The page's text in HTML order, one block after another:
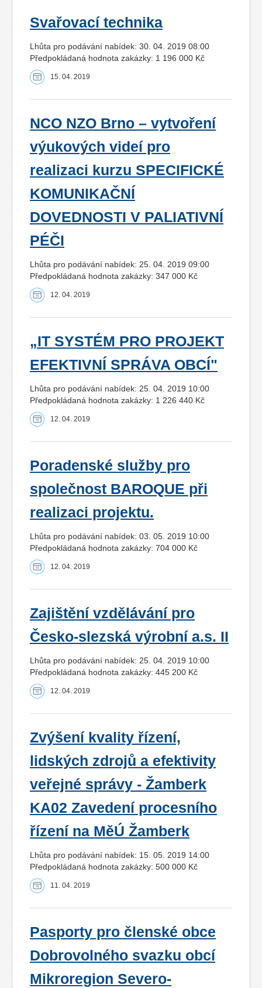
Svařovací technika
Lhůta pro podávání nabídek: 30. 04. 2019 08:00
Předpokládaná hodnota zakázky: 1 196 000 Kč
15. 04. 2019
NCO NZO Brno – vytvoření
výukových videí pro
realizaci kurzu SPECIFICKÉ
KOMUNIKAČNÍ
DOVEDNOSTI V PALIATIVNÍ
PÉČI
Lhůta pro podávání nabídek: 25. 04. 2019 09:00
Předpokládaná hodnota zakázky: 347 000 Kč
12. 04. 2019
„IT SYSTÉM PRO PROJEKT
EFEKTIVNÍ SPRÁVA OBCÍ"
Lhůta pro podávání nabídek: 25. 04. 2019 10:00
Předpokládaná hodnota zakázky: 1 226 440 Kč
12. 04. 2019
Poradenské služby pro
společnost BAROQUE při
realizaci projektu.
Lhůta pro podávání nabídek: 03. 05. 2019 10:00
Předpokládaná hodnota zakázky: 704 000 Kč
12. 04. 2019
Zajištění vzdělávání pro
Česko-slezská výrobní a.s. II
Lhůta pro podávání nabídek: 25. 04. 2019 10:00
Předpokládaná hodnota zakázky: 445 200 Kč
12. 04. 2019
Zvýšení kvality řízení,
lidských zdrojů a efektivity
veřejné správy - Žamberk
KA02 Zavedení procesního
řízení na MěÚ Žamberk
Lhůta pro podávání nabídek: 15. 05. 2019 14:00
Předpokládaná hodnota zakázky: 500 000 Kč
11. 04. 2019
Pasporty pro členské obce
Dobrovolného svazku obcí
Mikroregion Severo-